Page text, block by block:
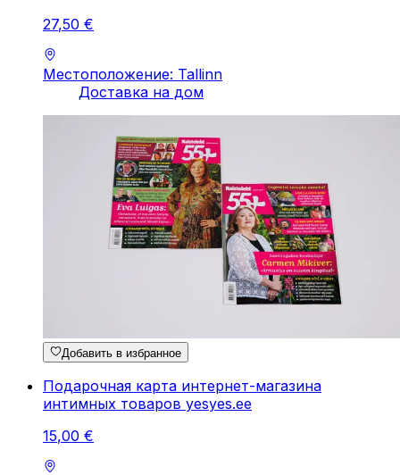
27,50 €
Местоположение: Tallinn
Доставка на дом
Добавить в избранное
Подарочная карта интернет-магазина
интимных товаров yesyes.ee
15,00 €